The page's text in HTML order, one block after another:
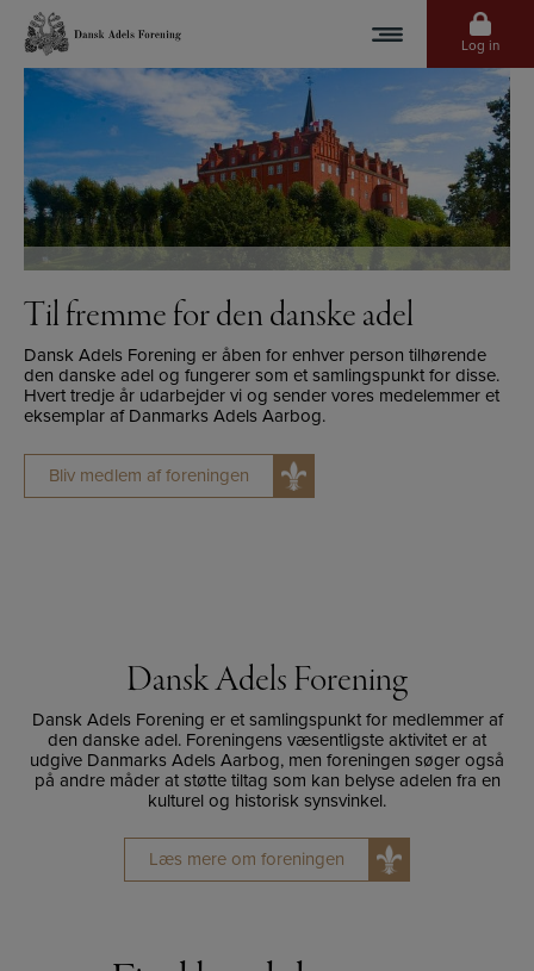
indholdet
Log in
Til fremme for den danske adel
Dansk Adels Forening er åben for enhver person tilhørende
den danske adel og fungerer som et samlingspunkt for disse.
Hvert tredje år udarbejder vi og sender vores medelemmer et
eksemplar af Danmarks Adels Aarbog.
Bliv medlem af foreningen
Dansk Adels Forening
Dansk Adels Forening er et samlingspunkt for medlemmer af
den danske adel. Foreningens væsentligste aktivitet er at
udgive Danmarks Adels Aarbog, men foreningen søger også
på andre måder at støtte tiltag som kan belyse adelen fra en
kulturel og historisk synsvinkel.
Læs mere om foreningen